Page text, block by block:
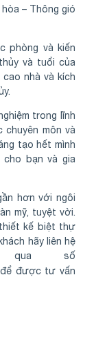
– Thông gió
phòng và kiến
và tuổi của
nhà và kích
trong lĩnh
môn và
tạo hết mình
cho bạn và gia
hơn với ngôi
mỹ, tuyệt vời.
kế biệt thự
hãy liên hệ
qua số
được tư vấn